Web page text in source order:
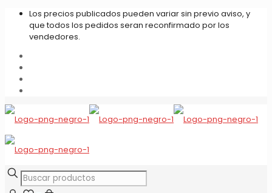
Los precios publicados pueden variar sin previo aviso, y
que todos los pedidos seran reconfirmado por los
vendedores.